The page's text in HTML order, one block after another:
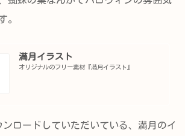
。
満月イラスト
オリジナルのフリー素材『満月イラスト』
ロードしていただいている、満月のイ